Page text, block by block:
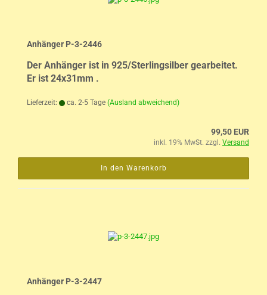
Anhänger P-3-2446
Der Anhänger ist in 925/Sterlingsilber gearbeitet.
Er ist 24x31mm .
Lieferzeit: ca. 2-5 Tage (Ausland abweichend)
99,50 EUR
inkl. 19% MwSt. zzgl. Versand
In den Warenkorb
Anhänger P-3-2447